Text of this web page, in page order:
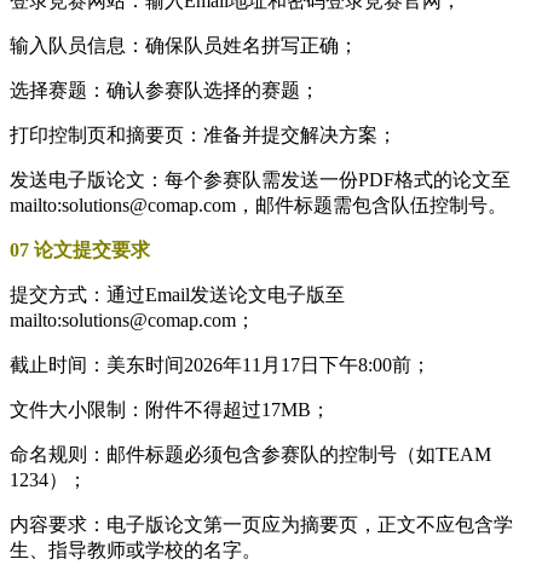
输入队员信息：确保队员姓名拼写正确；
选择赛题：确认参赛队选择的赛题；
打印控制页和摘要页：准备并提交解决方案；
发送电子版论文：每个参赛队需发送一份PDF格式的论文至
mailto:solutions@comap.com，邮件标题需包含队伍控制号。
07 论文提交要求
提交方式：通过Email发送论文电子版至
mailto:solutions@comap.com；
截止时间：美东时间2026年11月17日下午8:00前；
文件大小限制：附件不得超过17MB；
命名规则：邮件标题必须包含参赛队的控制号（如TEAM
1234）；
内容要求：电子版论文第一页应为摘要页，正文不应包含学
生、指导教师或学校的名字。